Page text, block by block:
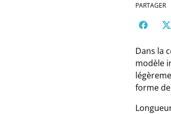
PARTAGER
Dans la
modèle
forme